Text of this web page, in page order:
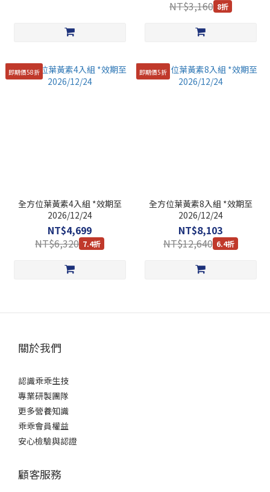
NT$3,160 8折
即期價58折
全方位葉黃素4入組 *效期至
2026/12/24
NT$4,699
NT$6,320 7.4折
即期價5折
全方位葉黃素8入組 *效期至
2026/12/24
NT$8,103
NT$12,640 6.4折
關於我們
認識乖乖生技
專業研製團隊
更多營養知識
乖乖會員權益
安心檢驗與認證
顧客服務